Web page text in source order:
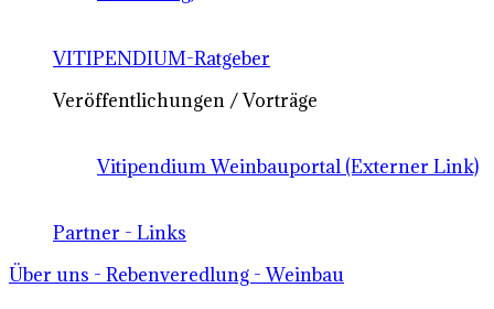
VITIPENDIUM-Ratgeber
Veröffentlichungen / Vorträge
Vitipendium Weinbauportal (Externer Link)
Partner - Links
Über uns - Rebenveredlung - Weinbau